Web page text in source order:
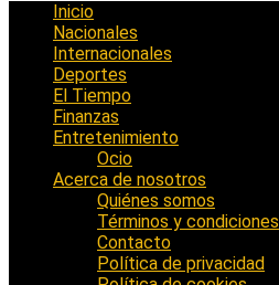
Inicio
Nacionales
Internacionales
Deportes
El Tiempo
Finanzas
Entretenimiento
Ocio
Acerca de nosotros
Quiénes somos
Términos y condiciones
Contacto
Política de privacidad